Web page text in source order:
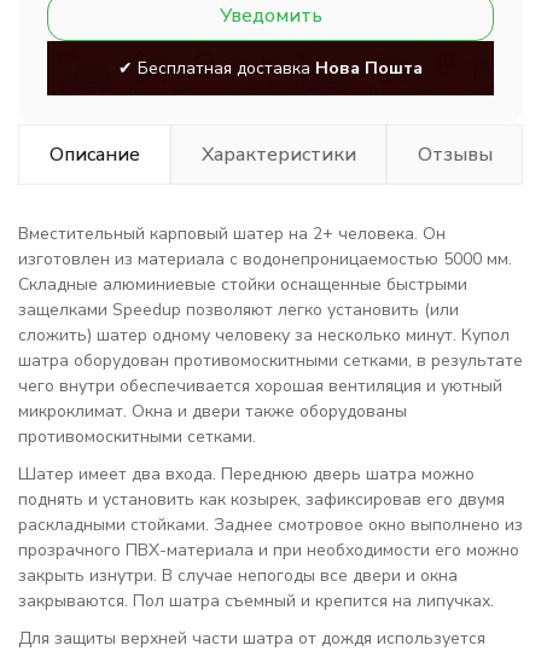
Уведомить
✔ Бесплатная доставка Нова Пошта
Описание Характеристики Отзывы
Вместительный карповый шатер на 2+ человека. Он
изготовлен из материала с водонепроницаемостью 5000 мм.
Складные алюминиевые стойки оснащенные быстрыми
защелками Speedup позволяют легко установить (или
сложить) шатер одному человеку за несколько минут. Купол
шатра оборудован противомоскитными сетками, в результате
чего внутри обеспечивается хорошая вентиляция и уютный
микроклимат. Окна и двери также оборудованы
противомоскитными сетками.
Шатер имеет два входа. Переднюю дверь шатра можно
поднять и установить как козырек, зафиксировав его двумя
раскладными стойками. Заднее смотровое окно выполнено из
прозрачного ПВХ-материала и при необходимости его можно
закрыть изнутри. В случае непогоды все двери и окна
закрываются. Пол шатра съемный и крепится на липучках.
Для защиты верхней части шатра от дождя используется